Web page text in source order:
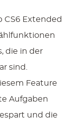
CS6 Extended
die in der
sind.
Feature
Aufgaben
und die